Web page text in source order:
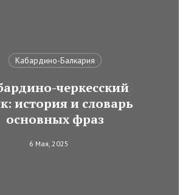
Кабардино-Балкария
черкесский
история и словарь
основных фраз
6 Мая, 2025